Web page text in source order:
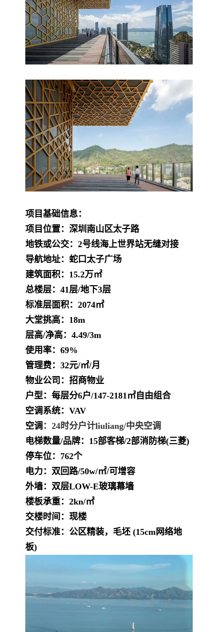
项目基础信息：
项目位置：深圳南山区太子路
地铁或公交： 2号线海上世界站无缝对接
导航地址： 蛇口太子广场
建筑面积：15.2万㎡
总楼层： 41层/地下3层
标准层面积： 2074㎡
大堂挑高： 18m
层高/净高： 4.49/3m
使用率：69%
管理费： 32元/㎡/月
物业公司 ： 招商物业
户型：每层分6户/147-2181㎡自由组合
空调系统： VAV
空调 ： 24时分户计liuliang/中央空调
电梯数量/品牌： 15部客梯/2部消防梯(三菱)
停车位： 762个
电力 ： 双回路/50w/㎡/可增容
外墙： 双层LOW-E玻璃幕墙
楼板承重： 2kn/㎡
交楼时间：现楼
交付标准： 公区精装，毛坯 (15cm网络地
板)